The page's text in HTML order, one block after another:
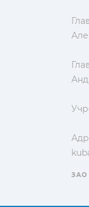
ЗАО